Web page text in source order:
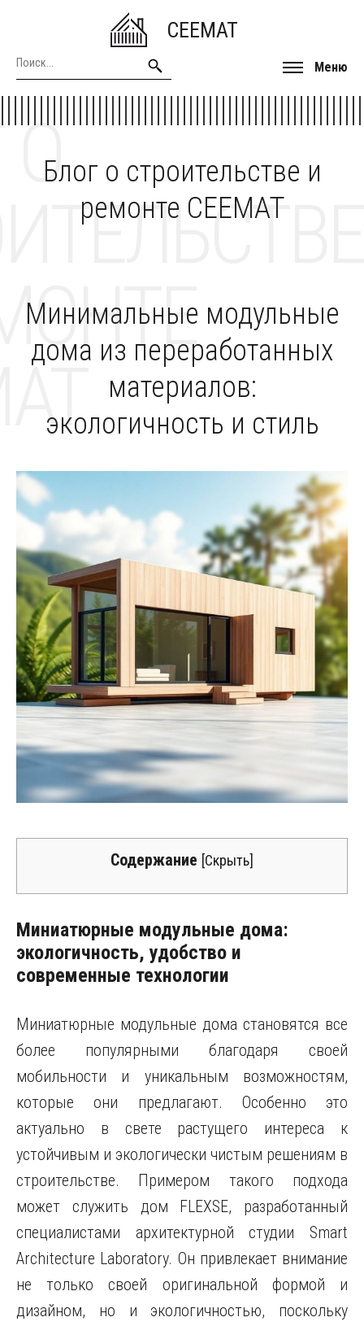
CEEMAT
Меню
Блог о строительстве и
ремонте CEEMAT
О
Минимальные модульные
дома из переработанных
материалов:
экологичность и стиль
Содержание [Скрыть]
Миниатюрные модульные дома:
экологичность, удобство и
современные технологии
Миниатюрные модульные дома становятся все
более популярными благодаря своей
мобильности и уникальным возможностям,
которые они предлагают. Особенно это
актуально в свете растущего интереса к
устойчивым и экологически чистым решениям в
строительстве. Примером такого подхода
может служить дом FLEXSE, разработанный
специалистами архитектурной студии Smart
Architecture Laboratory. Он привлекает внимание
не только своей оригинальной формой и
дизайном, но и экологичностью, поскольку